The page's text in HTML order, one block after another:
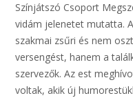
Színjátszó Csoport
vidám jelenetet mutatta.
szakmai zsűri és nem
versengést, hanem a
szervezők. Az est
voltak, akik új